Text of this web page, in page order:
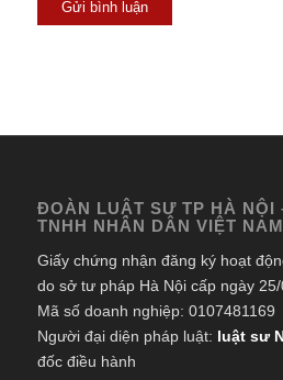
ĐOÀN LUẬT SƯ TP HÀ NỘI
TNHH NHÂN DÂN VIỆT NAM
Giấy chứng nhận đăng ký hoạt
do sở tư pháp Hà Nội cấp ngày
Mã số doanh nghiệp: 0107481169
Người đại diện pháp luật: luật sư
đốc điều hành